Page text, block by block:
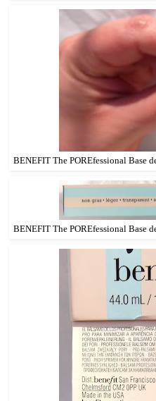
BENEFIT The POREfessional Base
BENEFIT The POREfessional Base